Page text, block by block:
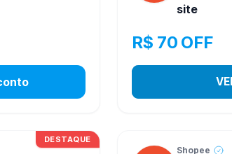
site
R$ 70 OFF
DESTAQUE
Shopee